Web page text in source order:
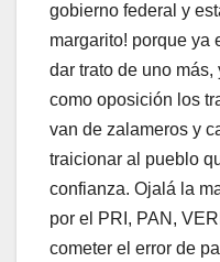
gobierno federal y
margarito! porque ya
dar trato de uno
como oposición los
van de zalameros y
traicionar al pueblo
confianza. Ojalá la
por el PRI, PAN,
cometer el error de